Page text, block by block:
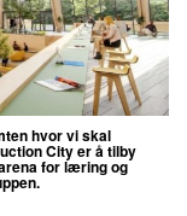
hvor vi skal
City er å tilby
for læring og